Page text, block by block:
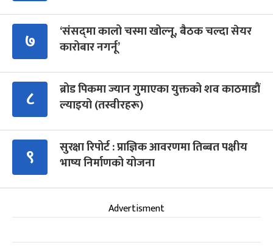
७
‘संसद्‍मा कालो चस्मा खोल्नू, बैठक चल्दा सेयर
कारोबार नगर्नू’
८
ब्रोड पिकमा ज्यान गुमाएका युक्तको शव काठमाडौं
ल्याइयो (तस्वीरहरू)
९
सुरक्षा रिपोर्ट : प्राज्ञिक आवरणमा तिब्बत पक्षीय
भाष्य निर्माणको योजना
Advertisment